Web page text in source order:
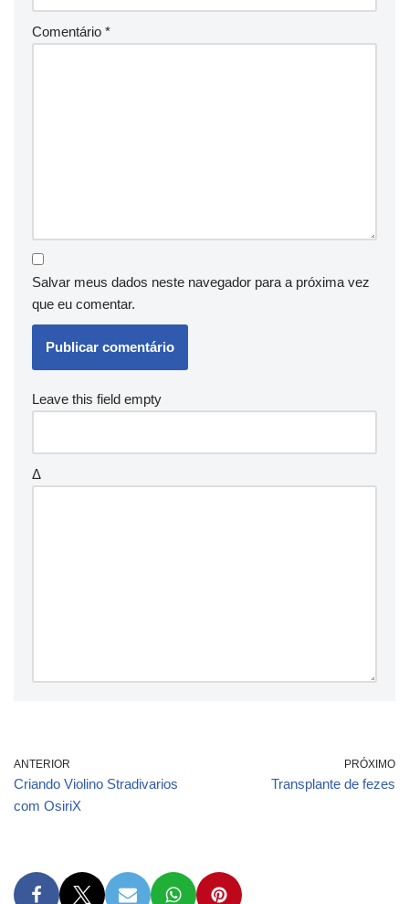
Comentário *
Salvar meus dados neste navegador para a próxima vez
que eu comentar.
Leave this field empty
Δ
ANTERIOR
Criando Violino Stradivarios
com OsiriX
PRÓXIMO
Transplante de fezes